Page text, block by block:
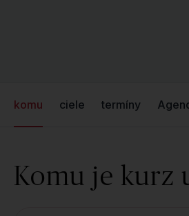
komu ciele termíny
Komu je kurz